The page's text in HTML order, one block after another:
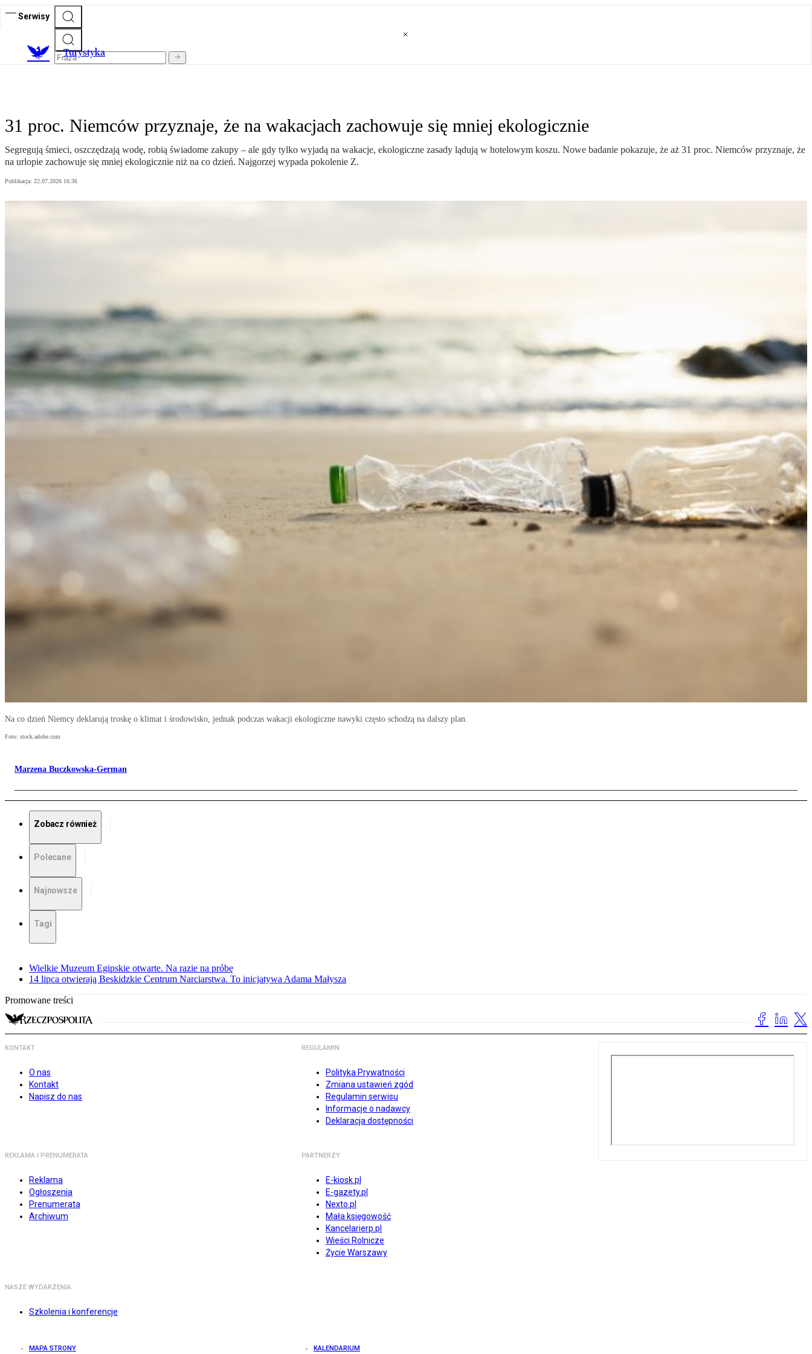
Serwisy
Turystyka
31 proc. Niemców przyznaje, że na wakacjach zachowuje się mniej ekologicznie
Segregują śmieci, oszczędzają wodę, robią świadome zakupy – ale gdy tylko wyjadą na wakacje, ekologiczne zasady lądują w hotelowym koszu. Nowe badanie pokazuje, że aż 31 proc. Niemców przyznaje, że
na urlopie zachowuje się mniej ekologicznie niż na co dzień. Najgorzej wypada pokolenie Z.
Publikacja: 22.07.2026 16:36
Na co dzień Niemcy deklarują troskę o klimat i środowisko, jednak podczas wakacji ekologiczne nawyki często schodzą na dalszy plan.
Foto: stock.adobe.com
Marzena Buczkowska-German
Zobacz również
Polecane
Najnowsze
Tagi
Wielkie Muzeum Egipskie otwarte. Na razie na próbę
14 lipca otwierają Beskidzkie Centrum Narciarstwa. To inicjatywa Adama Małysza
Promowane treści
KONTAKT
O nas
Kontakt
Napisz do nas
REGULAMIN
Polityka Prywatności
Zmiana ustawień zgód
Regulamin serwisu
Informacje o nadawcy
Deklaracja dostępności
REKLAMA I PRENUMERATA
Reklama
Ogłoszenia
Prenumerata
Archiwum
PARTNERZY
E-kiosk.pl
E-gazety.pl
Nexto.pl
Mała księgowość
Kancelarierp.pl
Wieści Rolnicze
Życie Warszawy
NASZE WYDARZENIA
Szkolenia i konferencje
MAPA STRONY KALENDARIUM